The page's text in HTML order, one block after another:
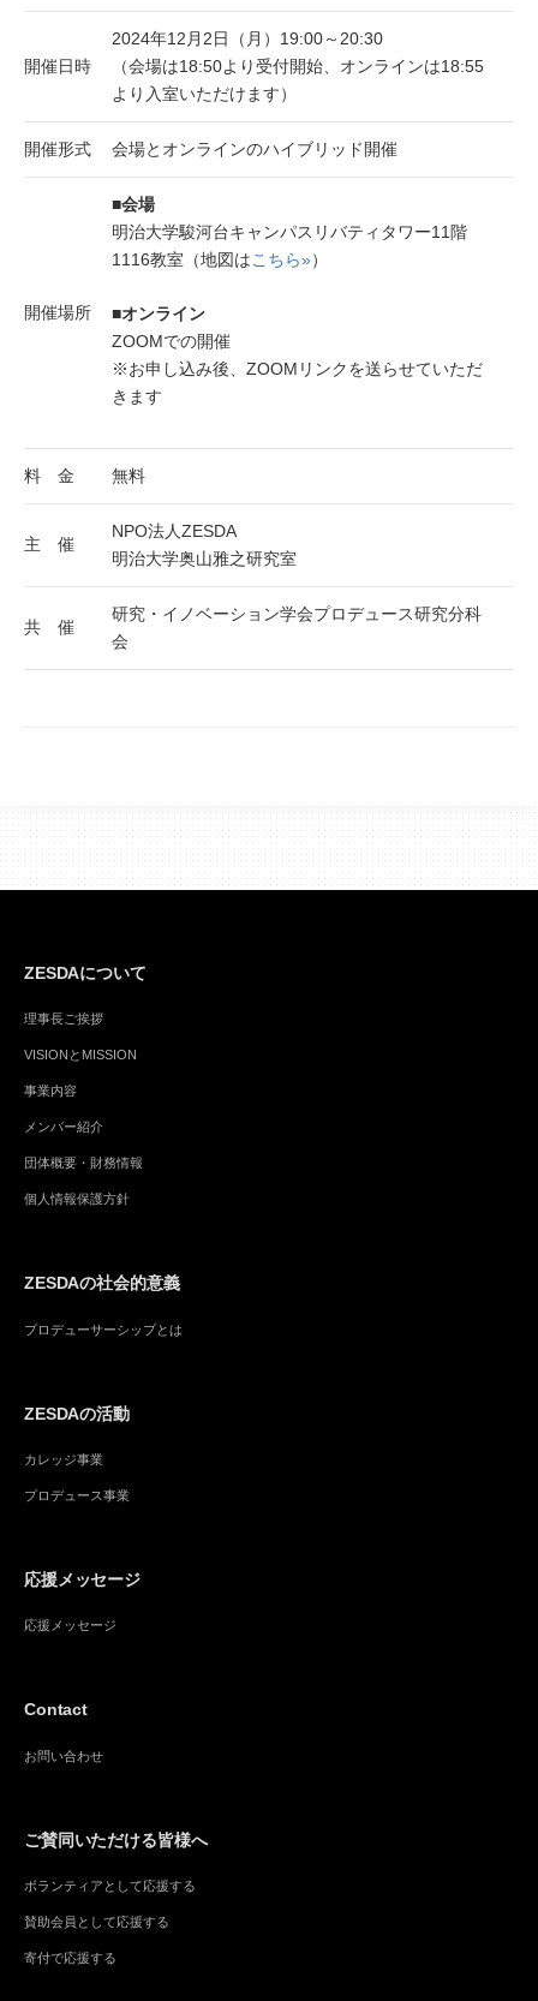
開催日時
2024年12月2日（月）19:00～20:30
（会場は18:50より受付開始、オンラインは18:55
より入室いただけます）
開催形式 会場とオンラインのハイブリッド開催
開催場所
■会場
明治大学駿河台キャンパスリバティタワー11階
1116教室（地図はこちら»）
■オンライン
ZOOMでの開催
※お申し込み後、ZOOMリンクを送らせていただ
きます
料 金 無料
主 催
NPO法人ZESDA
明治大学奥山雅之研究室
共 催
研究・イノベーション学会プロデュース研究分科
会
ZESDAについて
理事長ご挨拶
VISIONとMISSION
事業内容
メンバー紹介
団体概要・財務情報
個人情報保護方針
ZESDAの社会的意義
プロデューサーシップとは
ZESDAの活動
カレッジ事業
プロデュース事業
応援メッセージ
応援メッセージ
Contact
お問い合わせ
ご賛同いただける皆様へ
ボランティアとして応援する
賛助会員として応援する
寄付で応援する